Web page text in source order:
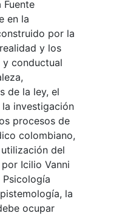
en la
por la
y los
conductual
de la ley, el
investigación
procesos de
colombiano,
del
Icilio Vanni
la
ocupar